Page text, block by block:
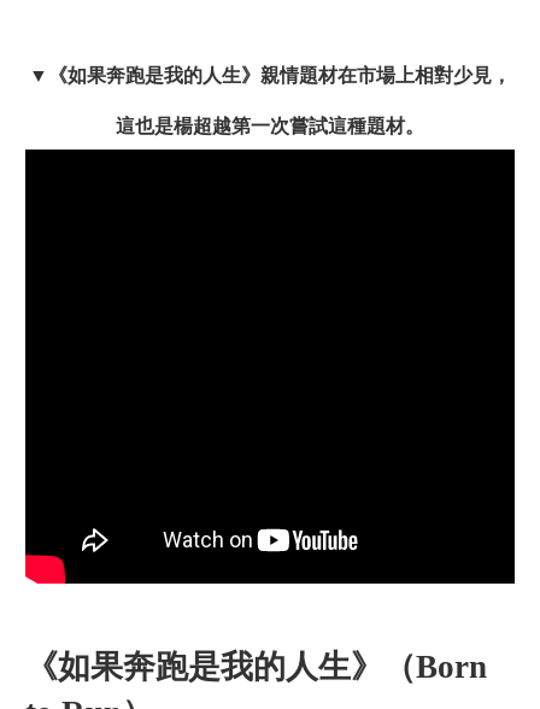
▼ 《如果奔跑是我的人生》 親情題材在市場上相對少見，
這也是楊超越第一次嘗試這種題材。
《如果奔跑是我的人生》（Born